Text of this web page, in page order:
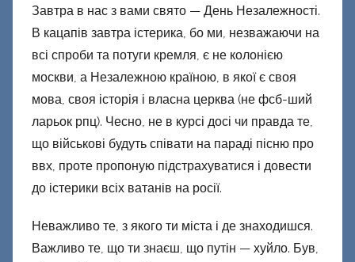
и
к
Д
к
и
й
Завтра в нас з вами свято — День Незалежності.
В кацапів завтра істерика, бо ми, незважаючи на
всі спроби та потуги кремля, є не колонією
москви, а Незалежною країною, в якої є своя
мова, своя історія і власна церква (не фсб-ший
ларьок рпц). Чесно, не в курсі досі чи правда те,
що військові будуть співати на параді пісню про
ввх, проте пропоную підстрахуватися і довести
до істерики всіх ватанів на росії.
Неважливо те, з якого ти міста і де знаходишся.
Важливо те, що ти знаєш, що путін — хуйло. Був,